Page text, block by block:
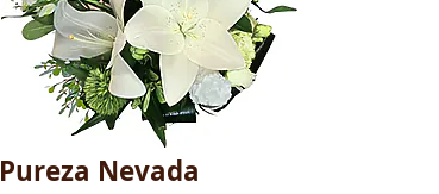
Pureza Nevada